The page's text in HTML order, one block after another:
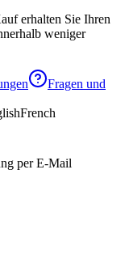
erhalten Sie Ihren
weniger
Fragen und
French
per E-Mail